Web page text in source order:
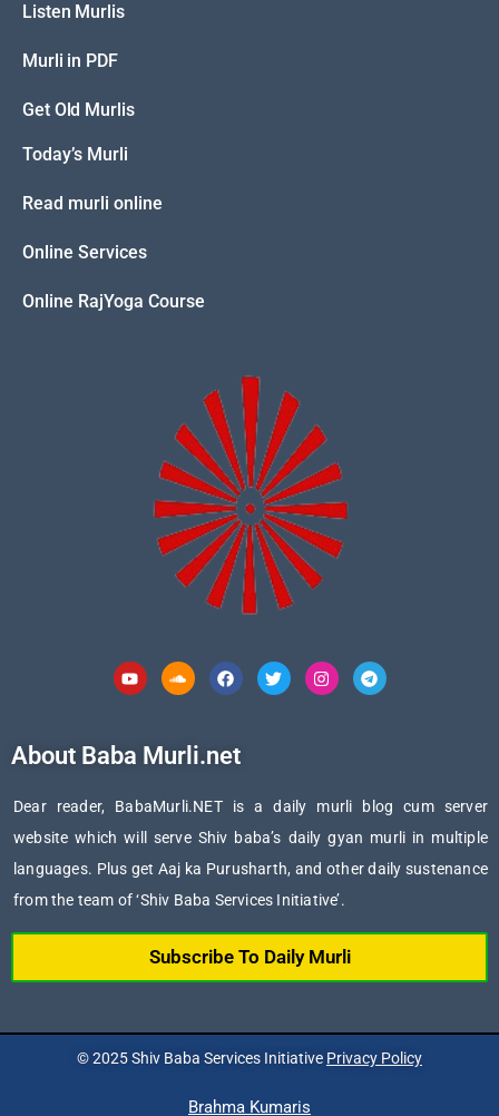
Listen Murlis
Murli in PDF
Get Old Murlis
Today’s Murli
Read murli online
Online Services
Online RajYoga Course
YoutubeSoundcloud
FacebookTwitterInstagramTelegram
About Baba Murli.net
Dear reader, BabaMurli.NET is a daily murli blog cum server
website which will serve Shiv baba’s daily gyan murli in multiple
languages. Plus get Aaj ka Purusharth, and other daily sustenance
from the team of ‘Shiv Baba Services Initiative’.
Subscribe To Daily Murli
© 2025 Shiv Baba Services Initiative Privacy Policy
Brahma Kumaris